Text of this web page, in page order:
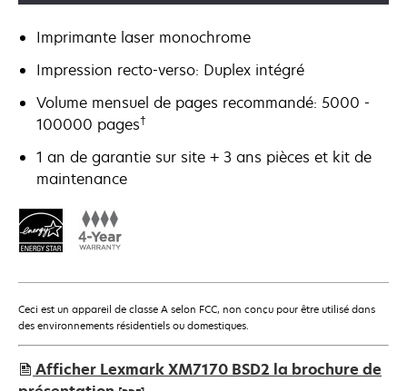
Imprimante laser monochrome
Impression recto-verso: Duplex intégré
Volume mensuel de pages recommandé: 5000 -
100000 pages†
1 an de garantie sur site + 3 ans pièces et kit de
maintenance
Ceci est un appareil de classe A selon FCC, non conçu pour être utilisé dans
des environnements résidentiels ou domestiques.
Afficher Lexmark XM7170 BSD2 la brochure de